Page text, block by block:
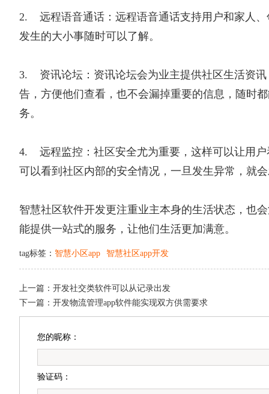
2. 远程语音通话：远程语音通话支持用户和家人、
发生的大小事随时可以了解。
3. 资讯论坛：资讯论坛会为业主提供社区生活资讯
告，方便他们查看，也不会漏掉重要的信息，随时
务。
4. 远程监控：社区安全尤为重要，这样可以让用户
可以看到社区内部的安全情况，一旦发生异常，就
智慧社区软件开发更注重业主本身的生活状态，也
能提供一站式的服务，让他们生活更加满意。
tag标签： 智慧小区app 智慧社区app开发
上一篇： 开发社交类软件可以从记录出发
下一篇： 开发物流管理app软件能实现双方供需要求
您的昵称：
验证码：